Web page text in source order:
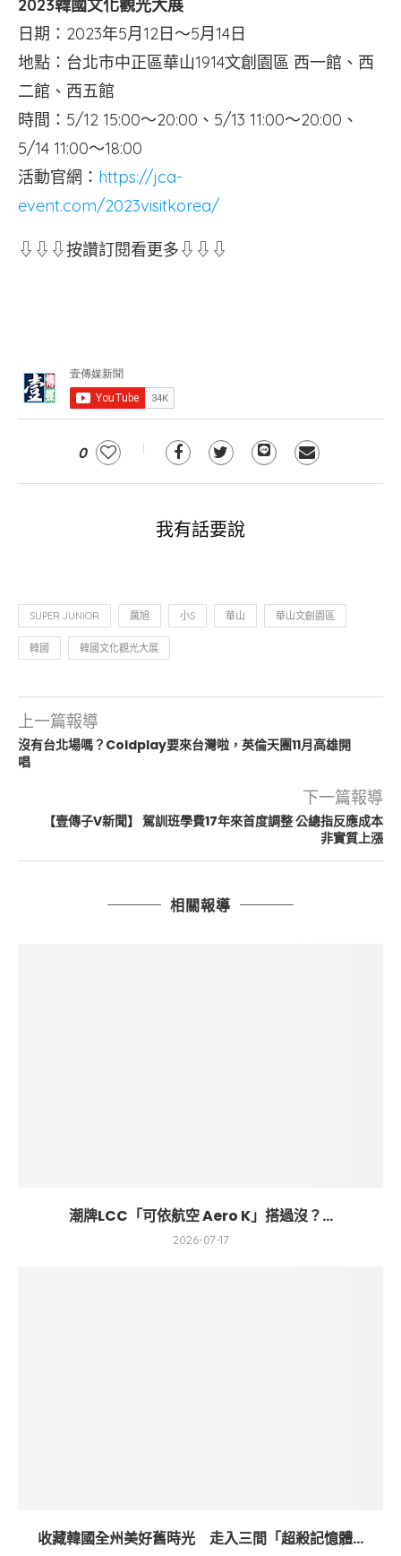
2023韓國文化觀光大展
日期：2023年5月12日～5月14日
地點：台北市中正區華山1914文創園區 西一館、西
二館、西五館
時間：5/12 15:00～20:00、5/13 11:00～20:00、
5/14 11:00～18:00
活動官網： https://jca-
event.com/2023visitkorea/
⇩⇩⇩按讚訂閱看更多⇩⇩⇩
0
我有話要說
SUPER JUNIOR 厲旭 小S 華山 華山文創園區
韓國 韓國文化觀光大展
上一篇報導
沒有台北場嗎？Coldplay要來台灣啦，英倫天團11月高雄開
唱
下一篇報導
【壹傳子V新聞】 駕訓班學費17年來首度調整 公總指反應成本
非實質上漲
相關報導
潮牌LCC「可依航空 Aero K」搭過沒？...
2026-07-17
收藏韓國全州美好舊時光 走入三間「超殺記憶體...